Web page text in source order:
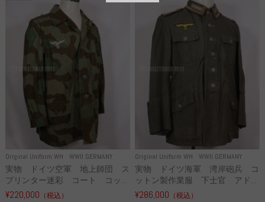
Original Uniform WH WWII GERMANY
実物 ドイツ空軍 地上師団 ス
プリンター迷彩 コート コッ...
¥220,000 （税込）
Original Uniform WH WWII GERMANY
実物 ドイツ海軍 湾岸砲兵 コ
ットン製作業服 下士官 アド...
¥286,000 （税込）